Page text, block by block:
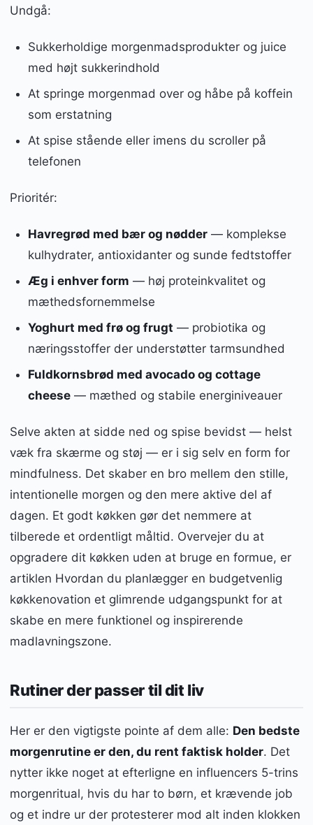
Undgå:
Sukkerholdige morgenmadsprodukter og juice
med højt sukkerindhold
At springe morgenmad over og håbe på koffein
som erstatning
At spise stående eller imens du scroller på
telefonen
Prioritér:
Havregrød med bær og nødder— komplekse
kulhydrater, antioxidanter og sunde fedtstoffer
Æg i enhver form — høj proteinkvalitet og
mæthedsfornemmelse
Yoghurt med frø og frugt — probiotika og
næringsstoffer der understøtter tarmsundhed
Fuldkornsbrød med avocado og cottage
cheese— mæthed og stabile energiniveauer
Selve akten at sidde ned og spise bevidst — helst
væk fra skærme og støj — er i sig selv en form for
mindfulness. Det skaber en bro mellem den stille,
intentionelle morgen og den mere aktive del af
dagen. Et godt køkken gør det nemmere at
tilberede et ordentligt måltid. Overvejer du at
opgradere dit køkken uden at bruge en formue, er
artiklen Hvordan du planlægger en budgetvenlig
køkkenovation et glimrende udgangspunkt for at
skabe en mere funktionel og inspirerende
madlavningszone.
Rutiner der passer til dit liv
Her er den vigtigste pointe af dem alle: Den bedste
morgenrutine er den, du rent faktisk holder. Det
nytter ikke noget at efterligne en influencers 5-trins
morgenritual, hvis du har to børn, et krævende job
og et indre ur der protesterer mod alt inden klokken